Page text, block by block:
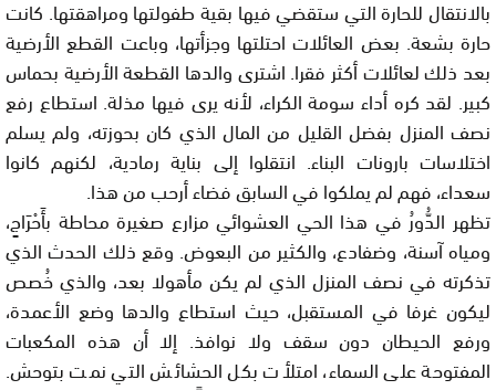
بالانتقال للحارة التي ستقضي فيها بقية طفولتها ومراهقتها. كانت
حارة بشعة. بعض العائلات احتلتها وجزأتها، وباعت القطع الأرضية
بعد ذلك لعائلات أكثر فقرا. اشترى والدها القطعة الأرضية بحماس
كبير. لقد كره أداء سومة الكراء، لأنه يرى فيها مذلة. استطاع رفع
نصف المنزل بفضل القليل من المال الذي كان بحوزته، ولم يسلم
اختلاسات بارونات البناء. انتقلوا إلى بناية رمادية، لكنهم كانوا
سعداء، فهم لم يملكوا في السابق فضاء أرحب من هذا.
تظهر الدُّورُ في هذا الحي العشوائي مزارع صغيرة محاطة بأَحْرَاجٍ،
ومياه آسنة، وضفادع، والكثير من البعوض. وقع ذلك الحدث الذي
تذكرته في نصف المنزل الذي لم يكن مأهولا بعد، والذي خُصص
ليكون غرفا في المستقبل، حيث استطاع والدها وضع الأعمدة،
ورفع الحيطان دون سقف ولا نوافذ. إلا أن هذه المكعبات
المفتوحة على السماء، امتلأت بكل الحشائش التي نمت بتوحش.